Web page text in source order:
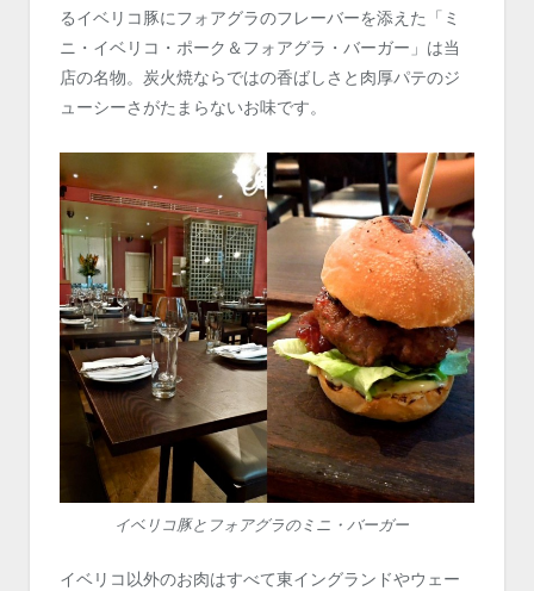
るイベリコ豚にフォアグラのフレーバーを添えた「ミ
ニ・イベリコ・ポーク＆フォアグラ・バーガー」は当
店の名物。炭火焼ならではの香ばしさと肉厚パテのジ
ューシーさがたまらないお味です。
イベリコ豚とフォアグラのミニ・バーガー
イベリコ以外のお肉はすべて東イングランドやウェー